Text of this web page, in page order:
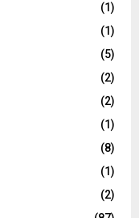
(1)
(1)
(5)
(2)
(2)
(1)
(8)
(1)
(2)